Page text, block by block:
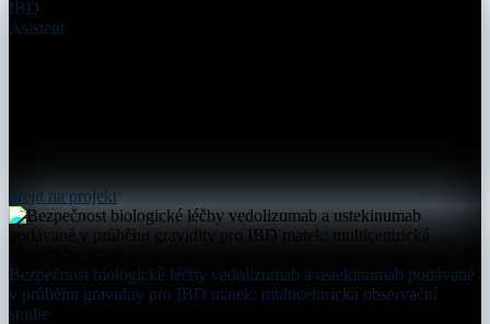
IBD
Asistent
přejít na projekt
Bezpečnost biologické léčby vedolizumab a ustekinumab podávané
v průběhu gravidity pro IBD matek: multicentrická observační
studie